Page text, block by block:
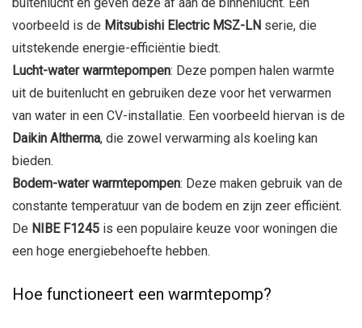
voorbeeld is de Mitsubishi Electric MSZ-LN serie, die
uitstekende energie-efficiëntie biedt.
Lucht-water warmtepompen: Deze pompen halen warmte
uit de buitenlucht en gebruiken deze voor het verwarmen
van water in een CV-installatie. Een voorbeeld hiervan is de
Daikin Altherma, die zowel verwarming als koeling kan
bieden.
Bodem-water warmtepompen: Deze maken gebruik van de
constante temperatuur van de bodem en zijn zeer efficiënt.
De NIBE F1245 is een populaire keuze voor woningen die
een hoge energiebehoefte hebben.
Hoe functioneert een warmtepomp?